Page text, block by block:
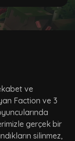
ve
Faction ve 3
gerçek bir
silinmez,